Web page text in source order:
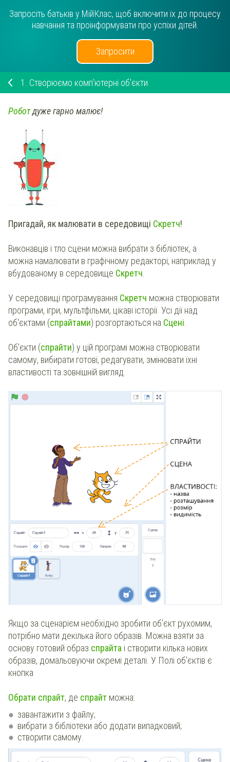
Запросіть батьків у МійКлас, щоб включити їх до процесу
навчання та проінформувати про успіхи дітей.
Запросити
1. Створюємо комп'ютерні об'єкти
Роботдуже гарно малює!
Пригадай, як малювати в середовищі Скретч!
Виконавців і тло сцени можна вибрати з бібліотек, а
можна намалювати в графічному редакторі, наприклад у
вбудованому в середовище Скретч.
У середовищі програмування Скретч можна створювати
програми, ігри, мультфільми, цікаві історії. Усі дії над
об'єктами (спрайтами) розгортаються на Сцені.
Об'єкти (спрайти) у цій програмі можна створювати
самому, вибирати готові, редагувати, змінювати їхні
властивості та зовнішній вигляд.
Якщо за сценарієм необхідно зробити об’єкт рухомим,
потрібно мати декілька його образів. Можна взяти за
основу готовий образ спрайта і створити кілька нових
образів, домальовуючи окремі деталі. У Полі об'єктів є
кнопка
Обрати спрайт, де спрайт можна:
завантажити з файлу;
вибрати з бібліотеки або додати випадковий;
створити самому.